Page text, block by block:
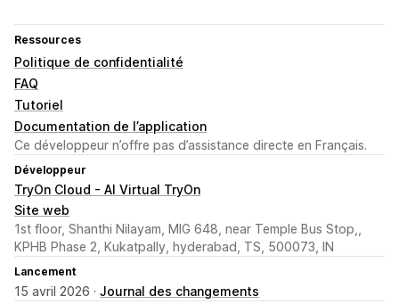
Ressources
Politique de confidentialité
FAQ
Tutoriel
Documentation de l’application
Ce développeur n’offre pas d’assistance directe en Français.
Développeur
TryOn Cloud - AI Virtual TryOn
Site web
1st floor, Shanthi Nilayam, MIG 648, near Temple Bus Stop,,
KPHB Phase 2, Kukatpally, hyderabad, TS, 500073, IN
Lancement
15 avril 2026 · Journal des changements